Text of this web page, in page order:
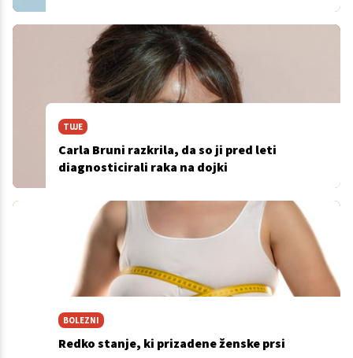
TUJE
Carla Bruni razkrila, da so ji pred leti
diagnosticirali raka na dojki
BOLEZNI
Redko stanje, ki prizadene ženske prsi